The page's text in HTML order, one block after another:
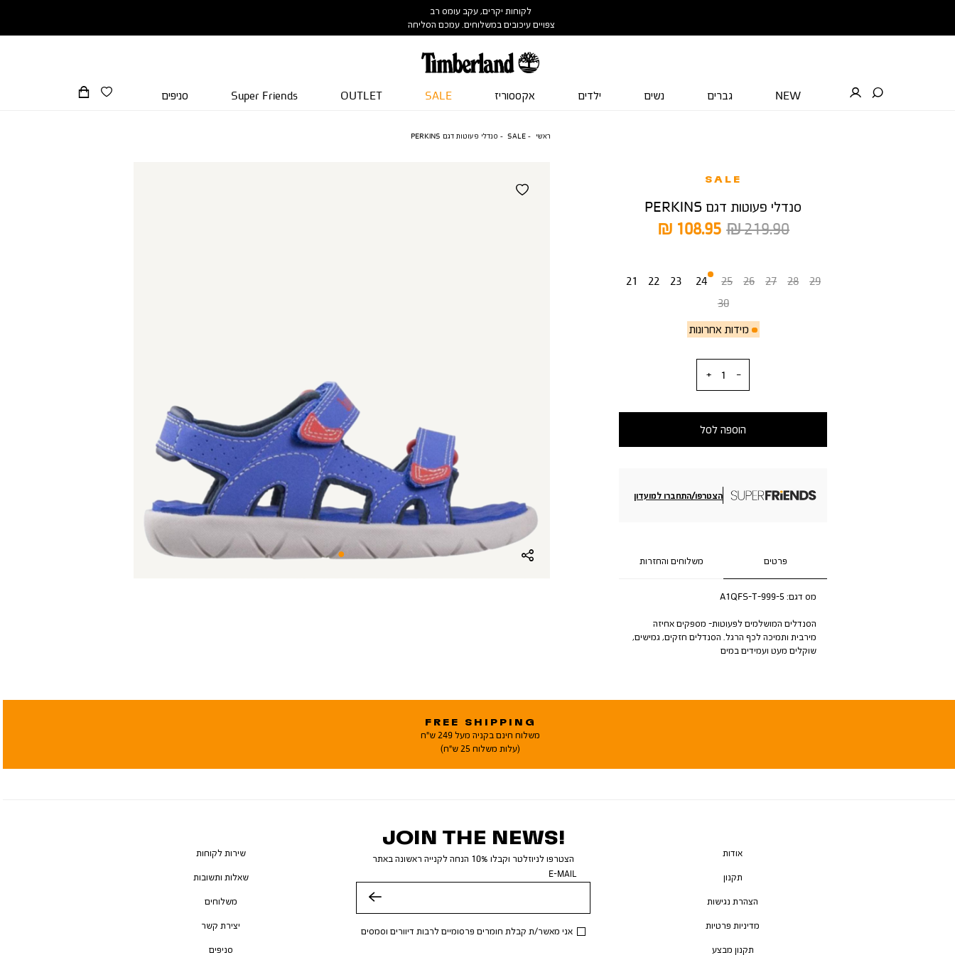
לקוחות יקרים, עקב עומס רב
צפויים עיכובים במשלוחים. עמכם הסליחה
NEW גברים נשים ילדים אקססוריז SALE
OUTLET
Super Friends סניפים
ראשי SALE סנדלי פעוטות דגם PERKINS
SALE
סנדלי פעוטות דגם PERKINS
מחיר
108.95 ₪
מחיר
219.90 ₪
21 22 23 24
מידות אחרונות
25 26 27 28
29
30
הוספה לסל
הצטרפו/התחברו למועדון
פרטים משלוחים והחזרות
מס דגם:A1QFS-T-999-5
הסנדלים המושלמים לפעוטות- מספקים אחיזה
מירבית ותמיכה לכף הרגל. הסנדלים חזקים, גמישים,
שוקלים מעט ועמידים במים
FREE SHIPPING
משלוח חינם בקניה מעל 249 ש"ח
(עלות משלוח 25 ש"ח)
JOIN THE NEWS!
הצטרפו לניוזלטר וקבלו 10% הנחה לקנייה ראשונה באתר
E-MAIL
אני מאשר/ת קבלת חומרים פרסומיים לרבות דיוורים וסמסים
אודות
תקנון
הצהרת נגישות
מדיניות פרטיות
תקנון מבצע
שירות לקוחות
שאלות ותשובות
משלוחים
יצירת קשר
סניפים